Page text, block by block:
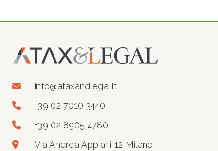
info@ataxandlegal.it
+39 02 7010 3440
+39 02 8905 4780
Via Andrea Appiani 12 Milano